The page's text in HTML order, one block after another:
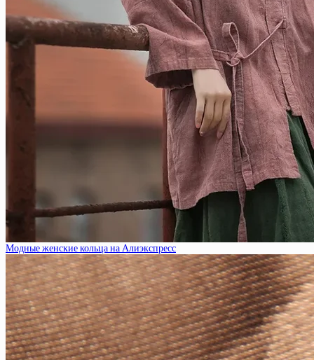
Модные женские кольца на Алиэкспресс